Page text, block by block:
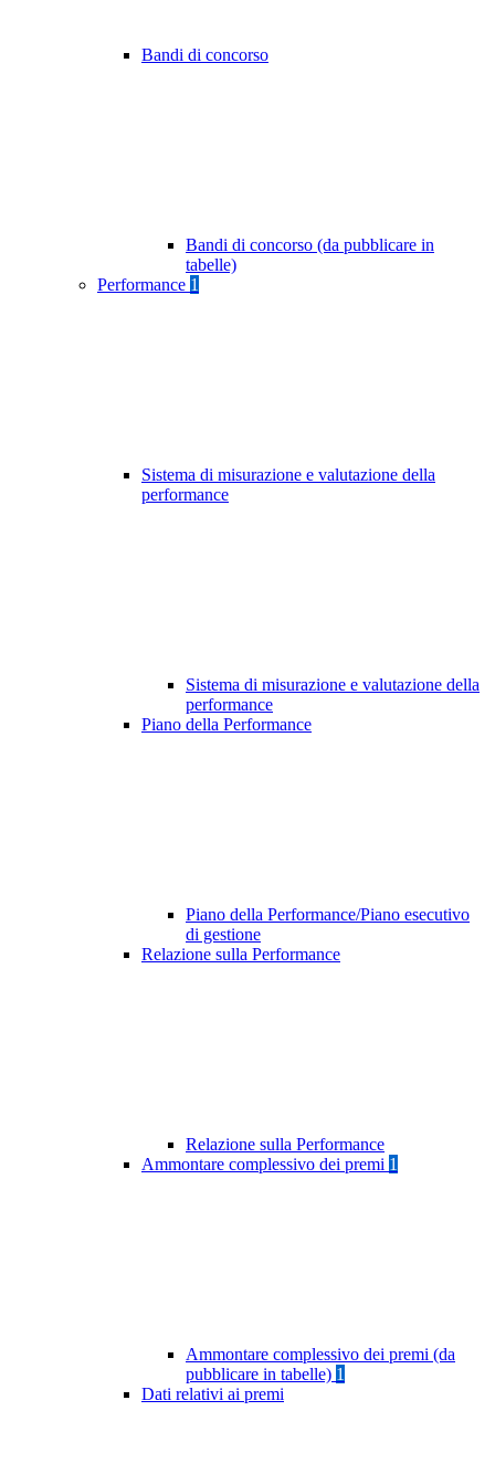
Bandi di concorso
Bandi di concorso (da pubblicare in
tabelle)
Performance 1
Sistema di misurazione e valutazione della
performance
Sistema di misurazione e valutazione della
performance
Piano della Performance
Piano della Performance/Piano esecutivo
di gestione
Relazione sulla Performance
Relazione sulla Performance
Ammontare complessivo dei premi 1
Ammontare complessivo dei premi (da
pubblicare in tabelle) 1
Dati relativi ai premi